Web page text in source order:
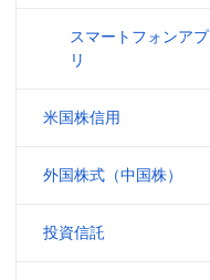
スマートフォンアプ
リ
米国株信用
外国株式（中国株）
投資信託